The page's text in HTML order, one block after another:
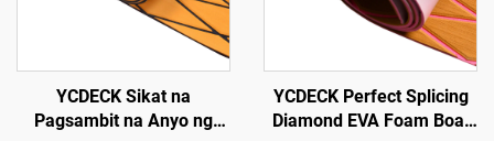
YCDECK Sikat na
Pagsambit na Anyo ng
YCDECK Perfect Splicing
Diamond EVA Foam Boat